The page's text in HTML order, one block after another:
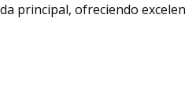
principal, ofreciendo